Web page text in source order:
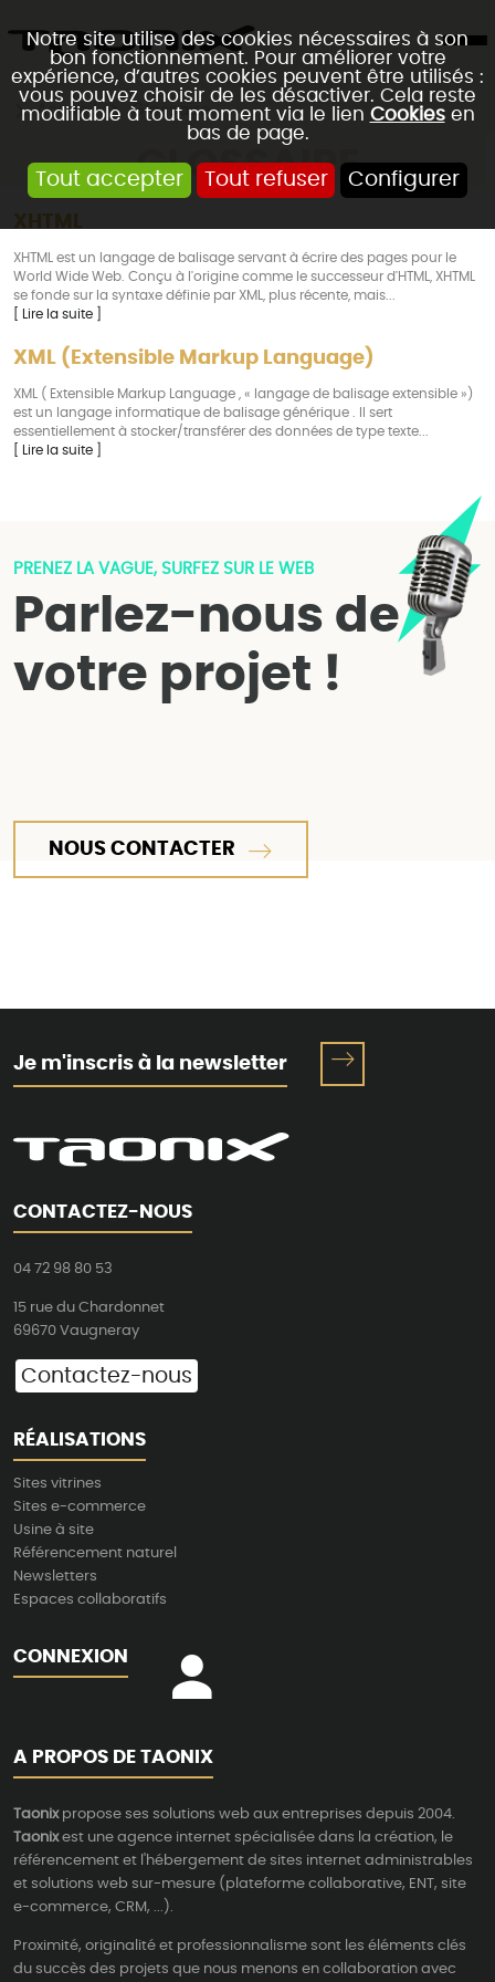
Notre site utilise des cookies nécessaires à son
bon fonctionnement. Pour améliorer votre
expérience, d’autres cookies peuvent être utilisés :
vous pouvez choisir de les désactiver. Cela reste
modifiable à tout moment via le lien Cookiesen
bas de page.
Tout accepter Tout refuser Configurer
Accueil Glossaire
GLOSSAIRE
XHTML
XHTML est un langage de balisage servant à écrire des pages pour le
World Wide Web. Conçu à l'origine comme le successeur d'HTML, XHTML
se fonde sur la syntaxe définie par XML, plus récente, mais...
[ Lire la suite ]
XML (Extensible Markup Language)
XML ( Extensible Markup Language , « langage de balisage extensible »)
est un langage informatique de balisage générique . Il sert
essentiellement à stocker/transférer des données de type texte...
[ Lire la suite ]
PRENEZ LA VAGUE, SURFEZ SUR LE WEB
Parlez-nous de
votre projet !
NOUS CONTACTER
Je m'inscris à la newsletter
CONTACTEZ-NOUS
04 72 98 80 53
15 rue du Chardonnet
69670 Vaugneray
Contactez-nous
RÉALISATIONS
Sites vitrines
Sites e-commerce
Usine à site
Référencement naturel
Newsletters
Espaces collaboratifs
CONNEXION
A PROPOS DE TAONIX
Taonixpropose ses solutions web aux entreprises depuis 2004.
Taonixest une agence internet spécialisée dans la création, le
référencement et l'hébergement de sites internet administrables
et solutions web sur-mesure (plateforme collaborative, ENT, site
e-commerce, CRM, ...).
Proximité, originalité et professionnalisme sont les éléments clés
du succès des projets que nous menons en collaboration avec